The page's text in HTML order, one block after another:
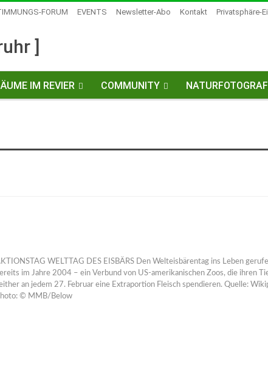
FORUM EVENTS Newsletter-Abo Kontakt Privatsphäre-
]
IM REVIER COMMUNITY
WELTTAG DES EISBÄRS Den Welteisbärentag ins Leben
im Jahre 2004 – ein Verbund von US-amerikanischen Zoos, die ihren
an jedem 27. Februar eine Extraportion Fleisch spendieren. Quelle:
© MMB/Below